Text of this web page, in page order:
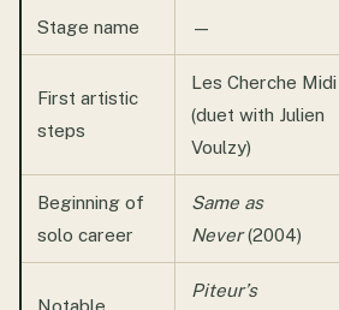
Stage name —
First artistic
steps
Les Cherche Midi
(duet with Julien
Voulzy)
Beginning of
solo career
Same as
Never(2004)
Notable
Piteur’s